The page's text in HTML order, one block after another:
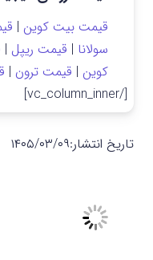
قیمت بیت کوین |
سولانا | قیمت ریپل |
کوین | قیمت ترون |
[/vc_column_inner]
تاریخ انتشار:۱۴۰۵/۰۳/۰۹